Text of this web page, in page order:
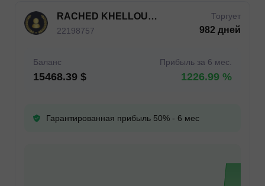
RACHED KHELLOUFI YAHIA
22198757
Торгует
982 дней
Баланс
15468.39 $
Прибыль за 6 мес.
1226.99 %
Гарантированная прибыль 50% - 6 мес